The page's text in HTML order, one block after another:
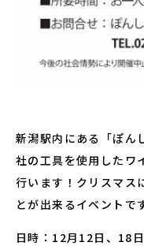
新潟駅内にある「ぽん
社の工具を使用したワ
行います！クリスマス
とが出来るイベントで
日時：12月12日、18